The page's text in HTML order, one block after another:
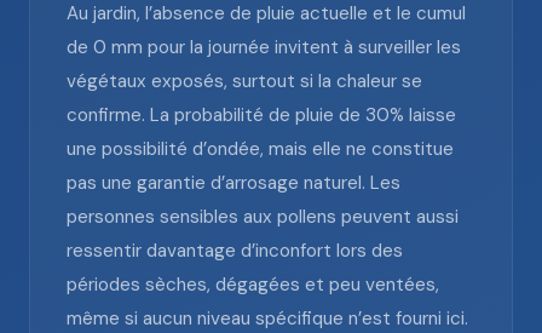
Au jardin, l’absence de pluie actuelle et le cumul
de 0 mm pour la journée invitent à surveiller les
végétaux exposés, surtout si la chaleur se
confirme. La probabilité de pluie de 30% laisse
une possibilité d’ondée, mais elle ne constitue
pas une garantie d’arrosage naturel. Les
personnes sensibles aux pollens peuvent aussi
ressentir davantage d’inconfort lors des
périodes sèches, dégagées et peu ventées,
même si aucun niveau spécifique n’est fourni ici.